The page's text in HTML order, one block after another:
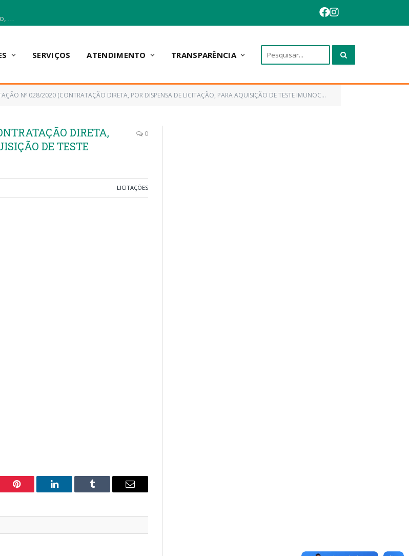
Escola Municipal Vicentina Vieira dos Santos, no Polo Bebedouro, recebeu materiais para a implantação do Cantinho da Leitura e da Sala Multidisciplinar.
SERVIÇOS ATENDIMENTO TRANSPARÊNCIA
Nº 028/2020 (CONTRATAÇÃO DIRETA, POR DISPENSA DE LICITAÇÃO, PARA AQUISIÇÃO DE TESTE IMUNOCROMATROGRÁFICO RÁPIDO)
DIRETA,
DE TESTE
0
LICITAÇÕES
Pinterest LinkedIn Tumblr
E-